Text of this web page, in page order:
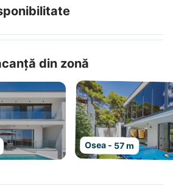
din zonă
Osea - 57 m